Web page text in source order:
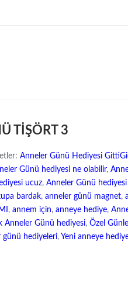
TİŞÖRT 3
Anneler Günü Hediyesi
Günü hediyesi ne olabilir,
ucuz,Anneler Günü hediyesi
bardak,anneler günü magnet,
,annem için,anneye hediye,
Anneler Günü hediyesi,Özel
günü hediyeleri,Yeni anneye